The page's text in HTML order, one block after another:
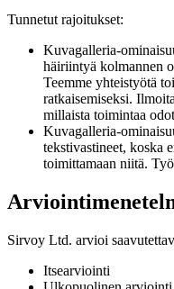
Tunnetut rajoitukset:
Kuvagalleria-
häiriintyä kolmannen
Teemme yhteistyötä
ratkaisemiseksi.
millaista toimintaa
Kuvagalleria-
tekstivastineet, koska
toimittamaan niitä.
Sirvoy Ltd. arvioi
Itsearviointi